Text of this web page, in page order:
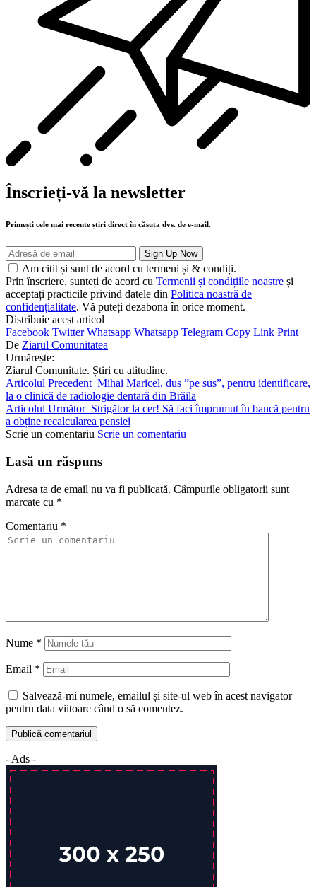
Înscrieți-vă la newsletter
Primești cele mai recente știri direct în căsuța dvs. de e-mail.
Am citit și sunt de acord cu termeni și & condiți.
Prin înscriere, sunteți de acord cu Termenii și condițiile noastre și
acceptați practicile privind datele din Politica noastră de
confidențialitate. Vă puteți dezabona în orice moment.
Distribuie acest articol
Facebook Twitter Whatsapp Whatsapp Telegram Copy Link Print
De Ziarul Comunitatea
Urmărește:
Ziarul Comunitate. Știri cu atitudine.
Articolul Precedent Mihai Maricel, dus ”pe sus”, pentru identificare,
la o clinică de radiologie dentară din Brăila
Articolul Următor Strigător la cer! Să faci împrumut în bancă pentru
a obține recalcularea pensiei
Scrie un comentariu Scrie un comentariu
Lasă un răspuns
Adresa ta de email nu va fi publicată. Câmpurile obligatorii sunt
marcate cu *
Comentariu *
Nume *
Email *
Salvează-mi numele, emailul și site-ul web în acest navigator
pentru data viitoare când o să comentez.
- Ads -